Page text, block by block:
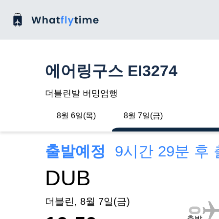
에어링구스 EI3274
더블린발 버밍엄행
8월 6일(목) 8월 7일(금)
출발예정 9시간 29분 후
DUB
더블린, 8월 7일(금)